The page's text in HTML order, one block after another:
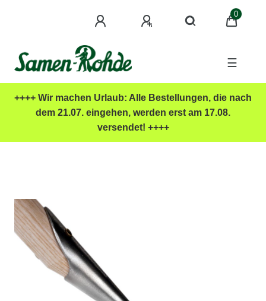
0
☰
++++ Wir machen Urlaub: Alle Bestellungen, die nach
dem 21.07. eingehen, werden erst am 17.08.
versendet! ++++